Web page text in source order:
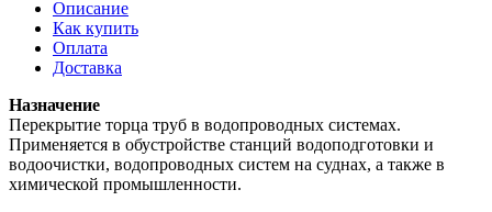
Описание
Как купить
Оплата
Доставка
Назначение
Перекрытие торца труб в водопроводных системах.
Применяется в обустройстве станций водоподготовки и
водоочистки, водопроводных систем на суднах, а также в
химической промышленности.